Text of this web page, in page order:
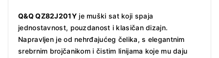
Q&Q QZ82J201Yje muški sat koji spaja
jednostavnost, pouzdanost i klasičan dizajn.
Napravljen je od nehrđajućeg čelika, s elegantnim
srebrnim brojčanikom i čistim linijama koje mu daju